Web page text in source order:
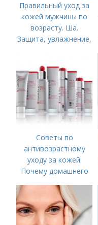
Правильный уход за
кожей мужчины по
возрасту. Ша.
Защита, увлажнение,
Советы по
антивозрастному
уходу за кожей.
Почему домашнего